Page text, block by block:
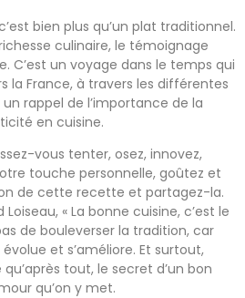
bien plus qu’un plat traditionnel.
richesse culinaire, le témoignage
C’est un voyage dans le temps qui
la France, à travers les différentes
rappel de l’importance de la
en cuisine.
vous tenter, osez, innovez,
touche personnelle, goûtez et
de cette recette et partagez-la.
« La bonne cuisine, c’est le
de bouleverser la tradition, car
et s’améliore. Et surtout,
tout, le secret d’un bon
qu’on y met.